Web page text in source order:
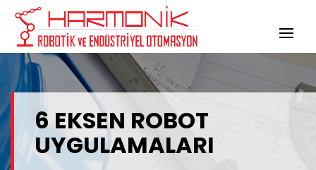
6 EKSEN ROBOT
UYGULAMALARI